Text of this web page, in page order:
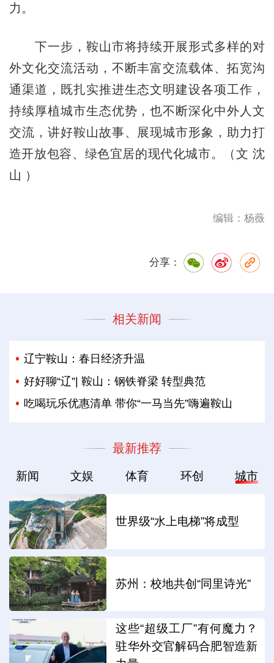
力。
下一步，鞍山市将持续开展形式多样的对
外文化交流活动，不断丰富交流载体、拓宽沟
通渠道，既扎实推进生态文明建设各项工作，
持续厚植城市生态优势，也不断深化中外人文
交流，讲好鞍山故事、展现城市形象，助力打
造开放包容、绿色宜居的现代化城市。（文 沈
山 ）
编辑：杨薇
分享：
相关新闻
辽宁鞍山：春日经济升温
好好聊“辽”| 鞍山：钢铁脊梁 转型典范
吃喝玩乐优惠清单 带你“一马当先”嗨遍鞍山
最新推荐
新闻 文娱 体育 环创 城市
世界级“水上电梯”将成型
苏州：校地共创“同里诗光”
这些“超级工厂”有何魔力？
驻华外交官解码合肥智造新